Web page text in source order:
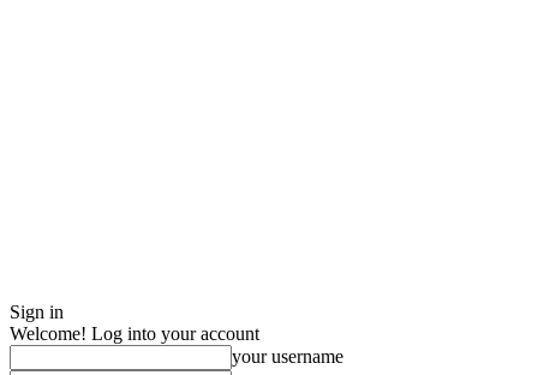
Sign in
Welcome! Log into your account
your username